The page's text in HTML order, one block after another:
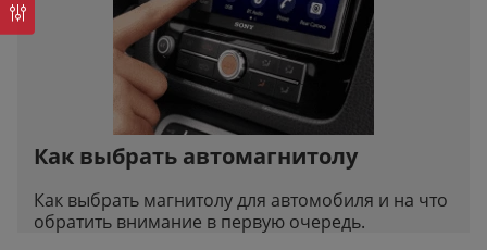
Как выбрать автомагнитолу
Как выбрать магнитолу для автомобиля и на что
обратить внимание в первую очередь.